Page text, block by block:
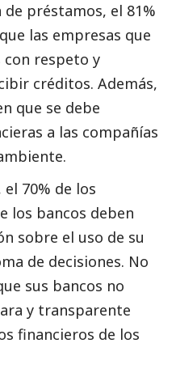
de préstamos, el 81%
las empresas que
con respeto y
créditos. Además,
que se debe
a las compañías
70% de los
los bancos deben
sobre el uso de su
de decisiones. No
sus bancos no
y transparente
financieros de los